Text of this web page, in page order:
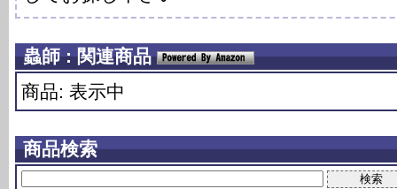
蟲師 : 関連商品
商品: 表示中
商品検索